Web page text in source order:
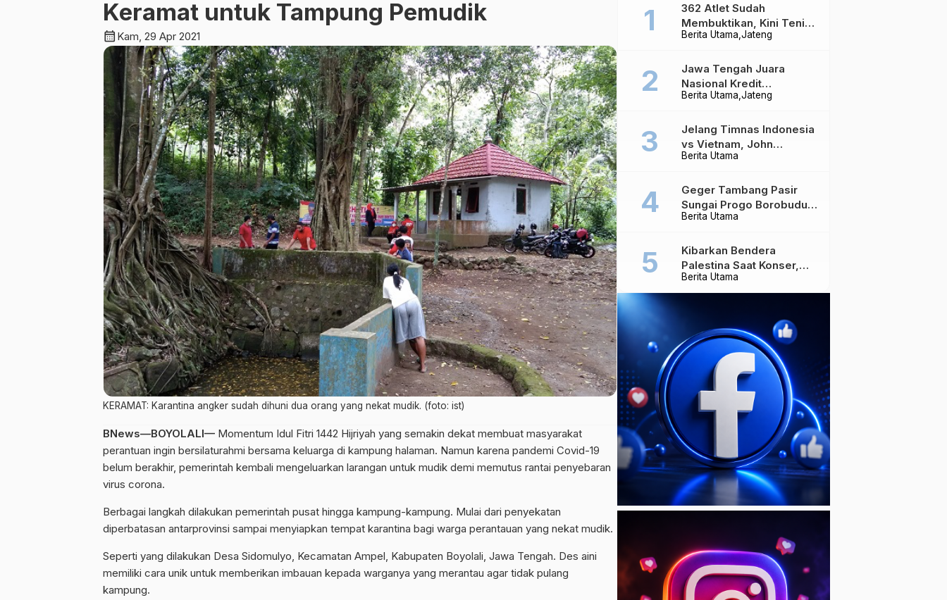
Keramat untuk Tampung Pemudik
calendar_month Kam, 29 Apr 2021
KERAMAT: Karantina angker sudah dihuni dua orang yang nekat mudik. (foto: ist)
BNews—BOYOLALI— Momentum Idul Fitri 1442 Hijriyah yang semakin dekat membuat masyarakat
perantuan ingin bersilaturahmi bersama keluarga di kampung halaman. Namun karena pandemi Covid-19
belum berakhir, pemerintah kembali mengeluarkan larangan untuk mudik demi memutus rantai penyebaran
virus corona.
Berbagai langkah dilakukan pemerintah pusat hingga kampung-kampung. Mulai dari penyekatan
diperbatasan antarprovinsi sampai menyiapkan tempat karantina bagi warga perantauan yang nekat mudik.
Seperti yang dilakukan Desa Sidomulyo, Kecamatan Ampel, Kabupaten Boyolali, Jawa Tengah. Des aini
memiliki cara unik untuk memberikan imbauan kepada warganya yang merantau agar tidak pulang
kampung.
Berita Utama Jateng
362 Atlet Sudah
Membuktikan, Kini Tenis
Meja Jateng Dibidik Jadi
Berita Utama Jateng
Jawa Tengah Juara
Nasional Kredit
Perumahan, Realisasi
Berita Utama
Jelang Timnas Indonesia
vs Vietnam, John
Herdman Ungkap Hal
Berita Utama
Geger Tambang Pasir
Sungai Progo Borobudur,
Warga Sambeng Hentikan
Berita Utama
Kibarkan Bendera
Palestina Saat Konser,
Massive Attack Dilarang
Masuk Singapura Lagi